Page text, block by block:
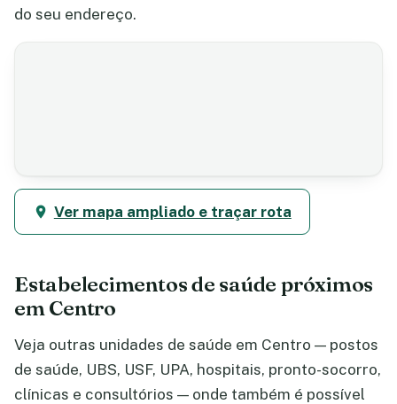
do seu endereço.
Ver mapa ampliado e traçar rota
Estabelecimentos de saúde próximos
em Centro
Veja outras unidades de saúde em Centro — postos
de saúde, UBS, USF, UPA, hospitais, pronto-socorro,
clínicas e consultórios — onde também é possível